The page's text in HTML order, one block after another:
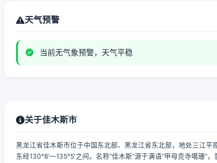
天气预警
当前无气象预警，天气平稳
关于佳木斯市
黑龙江省佳木斯市位于中国东北部、黑龙江省东北部，地处三江
东经130°8′—135°5′之间。名称“佳木斯”源于满语“甲母克寺噶珊”